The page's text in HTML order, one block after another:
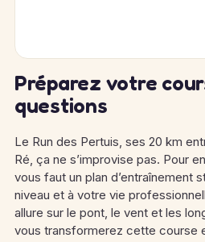
Préparez votre
questions
Le Run des Pertuis, ses 20 km
Ré, ça ne s’improvise pas. Pour
vous faut un plan d’entraînement
niveau et à votre vie
allure sur le pont, le vent et les
vous transformerez cette course